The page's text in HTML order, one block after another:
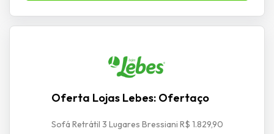
Oferta Lojas Lebes: Ofertaço
Sofá Retrátil 3 Lugares Bressiani R$ 1.829,90